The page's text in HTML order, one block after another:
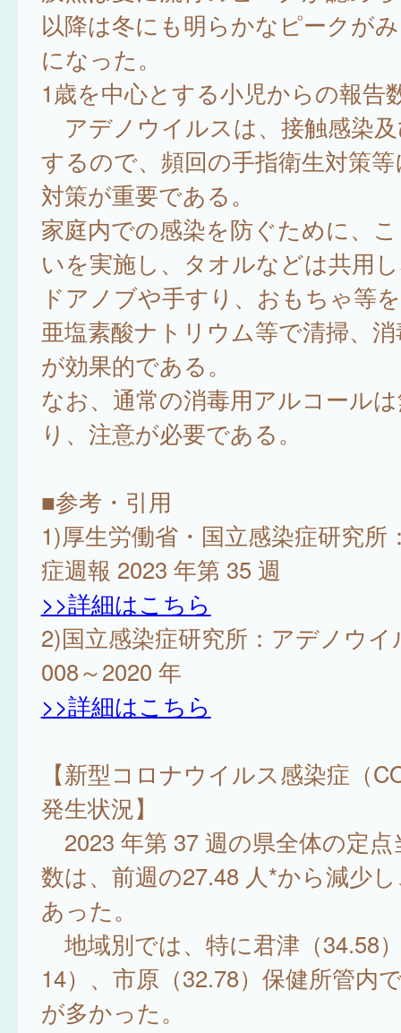
以降は冬にも明らかなピークが
になった。
1歳を中心とする小児からの報告
アデノウイルスは、接触感染
するので、頻回の手指衛生対策
対策が重要である。
家庭内での感染を防ぐために、
いを実施し、タオルなどは共用
ドアノブや手すり、おもちゃ等
亜塩素酸ナトリウム等で清掃、
が効果的である。
なお、通常の消毒用アルコール
り、注意が必要である。
■参考・引用
1)厚生労働省・国立感染症研究所
症週報 2023 年第 35 週
>>詳細はこちら
2)国立感染症研究所：アデノウイ
008～2020 年
>>詳細はこちら
【新型コロナウイルス感染症（
発生状況】
2023 年第 37 週の県全体の定点
数は、前週の27.48 人*から減少
あった。
地域別では、特に君津（34.58
14）、市原（32.78）保健所管内
が多かった。